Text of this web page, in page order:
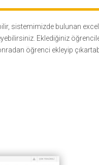
sistemimizde bulunan
Eklediğiniz
öğrenci ekleyip